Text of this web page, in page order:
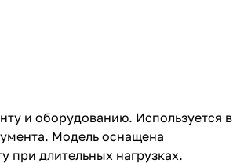
и оборудованию. Используется в
Модель оснащена
длительных нагрузках.